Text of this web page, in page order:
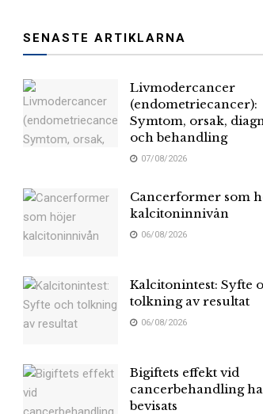
SENASTE ARTIKLARNA
Livmodercancer
(endometriecancer):
Symtom, orsak,
och behandling
07/08/2026
Cancerformer som
kalcitoninnivån
06/08/2026
Kalcitonintest: Syfte
tolkning av resultat
06/08/2026
Bigiftets effekt vid
cancerbehandling
bevisats